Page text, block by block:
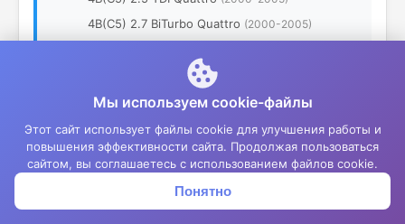
Войти
4B(C5) 2.7 BiTurbo Quattro (2000-2005)
4K/C8 Sportback 55 TFSI quattro(2018-2024)
•A8
D5 Sedan 55 TFSI Quattro (2018-2024)
4H(D4) Sedan 2.0 TFSI Hybrid
4H(D4) Sedan 3.0 TDI(2010-2018)
Мы используем cookie-файлы
Этот сайт использует файлы cookie для улучшения работы и
повышения эффективности сайта. Продолжая пользоваться
сайтом, вы соглашаетесь с использованием файлов cookie.
Понятно